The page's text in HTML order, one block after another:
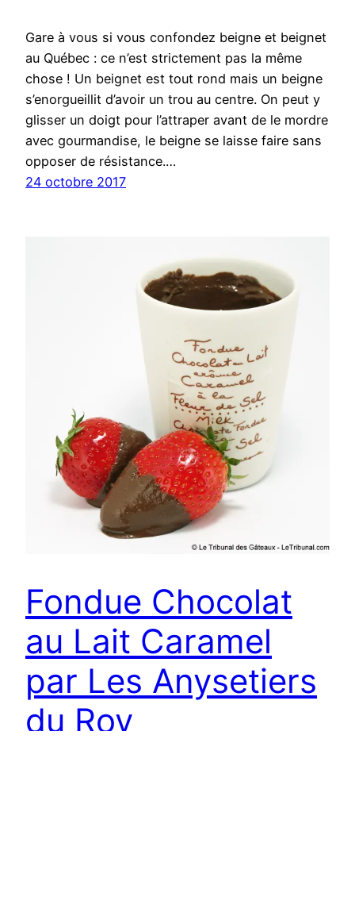
Gare à vous si vous confondez beigne et beignet
au Québec : ce n’est strictement pas la même
chose ! Un beignet est tout rond mais un beigne
s’enorgueillit d’avoir un trou au centre. On peut y
glisser un doigt pour l’attraper avant de le mordre
avec gourmandise, le beigne se laisse faire sans
opposer de résistance.…
24 octobre 2017
Fondue Chocolat
au Lait Caramel
par Les Anysetiers
du Roy